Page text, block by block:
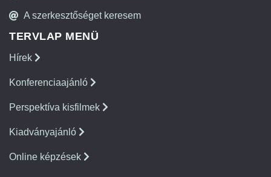
A szerkesztőséget keresem
TERVLAP MENÜ
Hírek
Konferenciaajánló
Perspektíva kisfilmek
Kiadványajánló
Online képzések